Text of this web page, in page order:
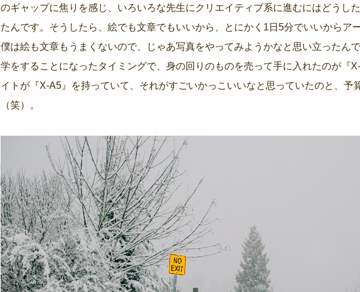
のギャップに焦りを感じ、いろいろな先生にクリエイティブ系に進むにはどうし
たんです。そうしたら、絵でも文章でもいいから、とにかく1日5分でいいからア
僕は絵も文章もうまくないので、じゃあ写真をやってみようかなと思い立ったん
学をすることになったタイミングで、身の回りのものを売って手に入れたのが『
イトが『X-A5』を持っていて、それがすごいかっこいいなと思っていたのと、予
（笑）。